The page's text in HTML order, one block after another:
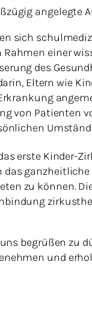
angelegte
sich
einer
des
Eltern wie
von Patienten
erste Kinder-
ganzheitliche
zu können.
begrüßen zu
und